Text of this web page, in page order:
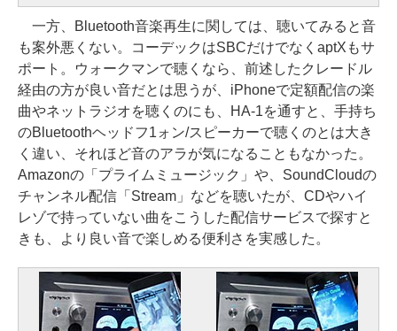
一方、Bluetooth音楽再生に関しては、聴いてみると音
も案外悪くない。コーデックはSBCだけでなくaptXもサ
ポート。ウォークマンで聴くなら、前述したクレードル
経由の方が良い音だとは思うが、iPhoneで定額配信の楽
曲やネットラジオを聴くのにも、HA-1を通すと、手持ち
のBluetoothヘッドフ1ォン/スピーカーで聴くのとは大き
く違い、それほど音のアラが気になることもなかった。
Amazonの「プライムミュージック」や、SoundCloudの
チャンネル配信「Stream」などを聴いたが、CDやハイ
レゾで持っていない曲をこうした配信サービスで探すと
きも、より良い音で楽しめる便利さを実感した。